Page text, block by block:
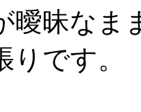
曖昧なま
です。